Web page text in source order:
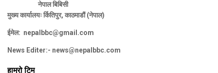
नेपाल बिबिसी
मुख्य कार्यालयः र्कितिपुर, काठमाडौं (नेपाल)
ईमेल: nepalbbc@gmail.com
News Editer:- news@nepalbbc.com
हाम्रो टिम